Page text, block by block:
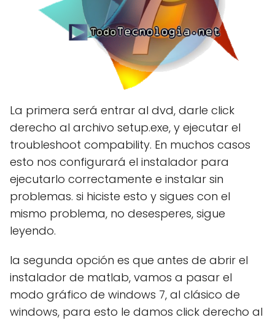
La primera será entrar al dvd, darle click
derecho al archivo setup.exe, y ejecutar el
troubleshoot compability. En muchos casos
esto nos configurará el instalador para
ejecutarlo correctamente e instalar sin
problemas. si hiciste esto y sigues con el
mismo problema, no desesperes, sigue
leyendo.
la segunda opción es que antes de abrir el
instalador de matlab, vamos a pasar el
modo gráfico de windows 7, al clásico de
windows, para esto le damos click derecho al